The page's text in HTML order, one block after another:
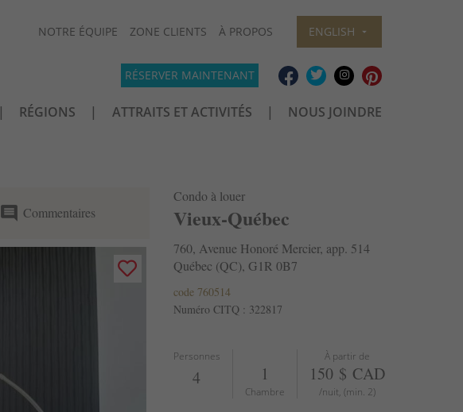
NOTRE ÉQUIPE ZONE CLIENTS À PROPOS ENGLISH
RÉSERVER MAINTENANT
RÉGIONS ATTRAITS ET ACTIVITÉS
NOUS JOINDRE
Condo à louer
Vieux-Québec
760, Avenue Honoré Mercier, app. 514
Québec (QC), G1R 0B7
code 760514
Numéro CITQ : 322817
comment Commentaires
Personnes
4 1
Chambre
À partir de
150 $ CAD
/nuit, (min. 2)